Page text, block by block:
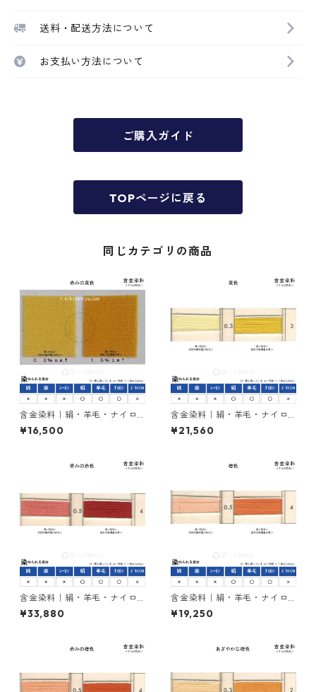
送料・配送方法について
お支払い方法について
ご購入ガイド
TOPページに戻る
同じカテゴリの商品
含金染料｜絹・羊毛・ナイロ
ンを染める｜1kg｜アシッドメ
タルエロー2R（赤みの黄色）
¥16,500
含金染料｜絹・羊毛・ナイロ
ンを染める｜1kg｜ラニールエ
ローGX（黄色）
¥21,560
含金染料｜絹・羊毛・ナイロ
ンを染める｜1kg｜カヤカラン
レットGLW（赤色）
¥33,880
含金染料｜絹・羊毛・ナイロ
ンを染める｜1kg｜ラニールオ
レンヂＲ（橙色）
¥19,250